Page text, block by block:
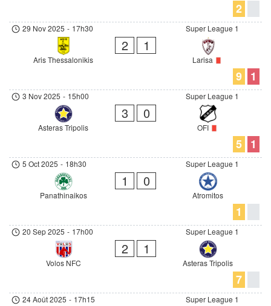
2
Super League 1
29 Nov 2025 - 17h30
Aris Thessalonikis
2 1
Larisa
9 1
Super League 1
3 Nov 2025 - 15h00
Asteras Tripolis
3 0
OFI
5 1
Super League 1
5 Oct 2025 - 18h30
Panathinaikos
1 0
Atromitos
1
Super League 1
20 Sep 2025 - 17h00
Volos NFC
2 1
Asteras Tripolis
7
Super League 1
24 Août 2025 - 17h15